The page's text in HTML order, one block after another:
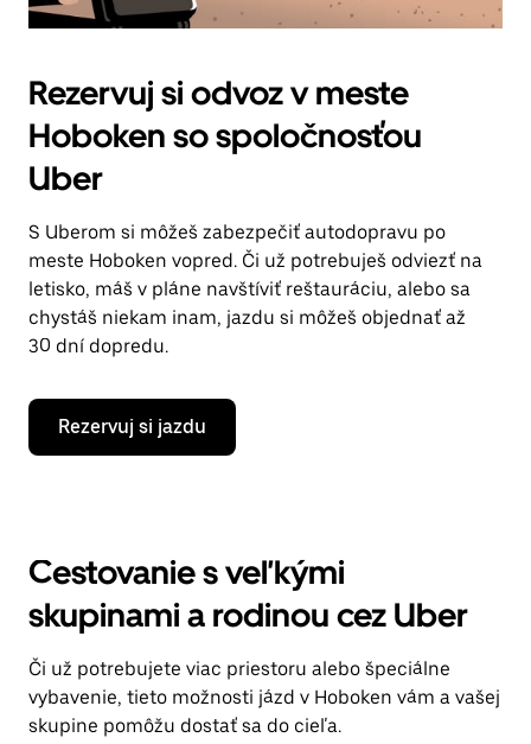
Rezervuj si odvoz v meste
Hoboken so spoločnosťou
Uber
S Uberom si môžeš zabezpečiť autodopravu po
meste Hoboken vopred. Či už potrebuješ odviezť na
letisko, máš v pláne navštíviť reštauráciu, alebo sa
chystáš niekam inam, jazdu si môžeš objednať až
30 dní dopredu.
Rezervuj si jazdu
Cestovanie s veľkými
skupinami a rodinou cez Uber
Či už potrebujete viac priestoru alebo špeciálne
vybavenie, tieto možnosti jázd v Hoboken vám a vašej
skupine pomôžu dostať sa do cieľa.